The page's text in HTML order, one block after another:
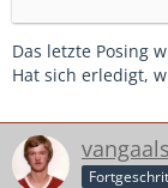
werden, ich
Vielen Dank. Top
handelt, gehört
rausgeschmissen!
Das letzte Posing
Hat sich erledigt,